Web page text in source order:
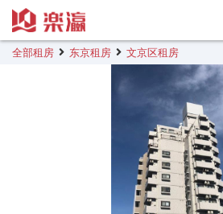
全部租房 东京租房 文京区租房